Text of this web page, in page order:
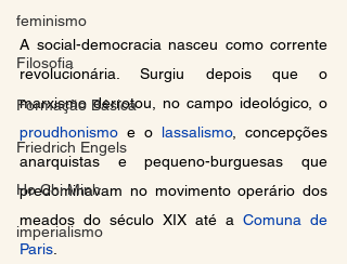
feminismo
Filosofia
Formação Básica
Friedrich Engels
Ho Chi Minh
imperialismo
A social-democracia nasceu como corrente
revolucionária. Surgiu depois que o
proudhonismo e o lassalismo, concepções
anarquistas e pequeno-burguesas que
predominavam no movimento operário dos
meados do século XIX até a Comuna de
Paris